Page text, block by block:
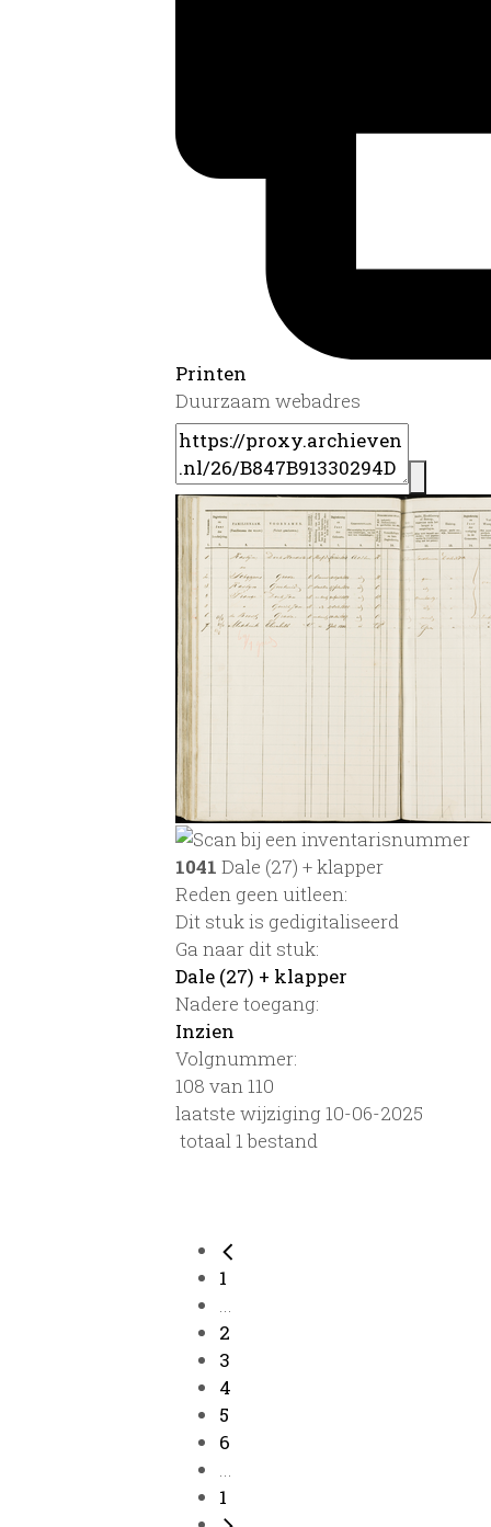
Printen
Duurzaam webadres
1041 Dale (27) + klapper
Reden geen uitleen:
Dit stuk is gedigitaliseerd
Ga naar dit stuk:
Dale (27) + klapper
Nadere toegang:
Inzien
Volgnummer:
108 van 110
laatste wijziging 10-06-2025
totaal 1 bestand
1
...
2
3
4
5
6
...
1